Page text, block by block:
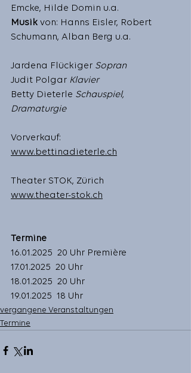
Emcke, Hilde Domin u.a.
Musik von: Hanns Eisler, Robert
Schumann, Alban Berg u.a.
Jardena Flückiger Sopran
Judit Polgar Klavier
Betty Dieterle Schauspiel,
Dramaturgie
Vorverkauf:
www.bettinadieterle.ch
Theater STOK, Zürich
www.theater-stok.ch
Termine
16.01.2025  20 Uhr Première
17.01.2025  20 Uhr
18.01.2025  20 Uhr
19.01.2025  18 Uhr
vergangene Veranstaltungen
Termine